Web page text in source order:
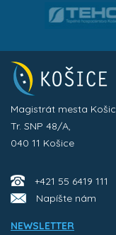
Magistrát mesta
Tr. SNP 48/A,
040 11 Košice
+421 55 6419 111
Napíšte nám
NEWSLETTER